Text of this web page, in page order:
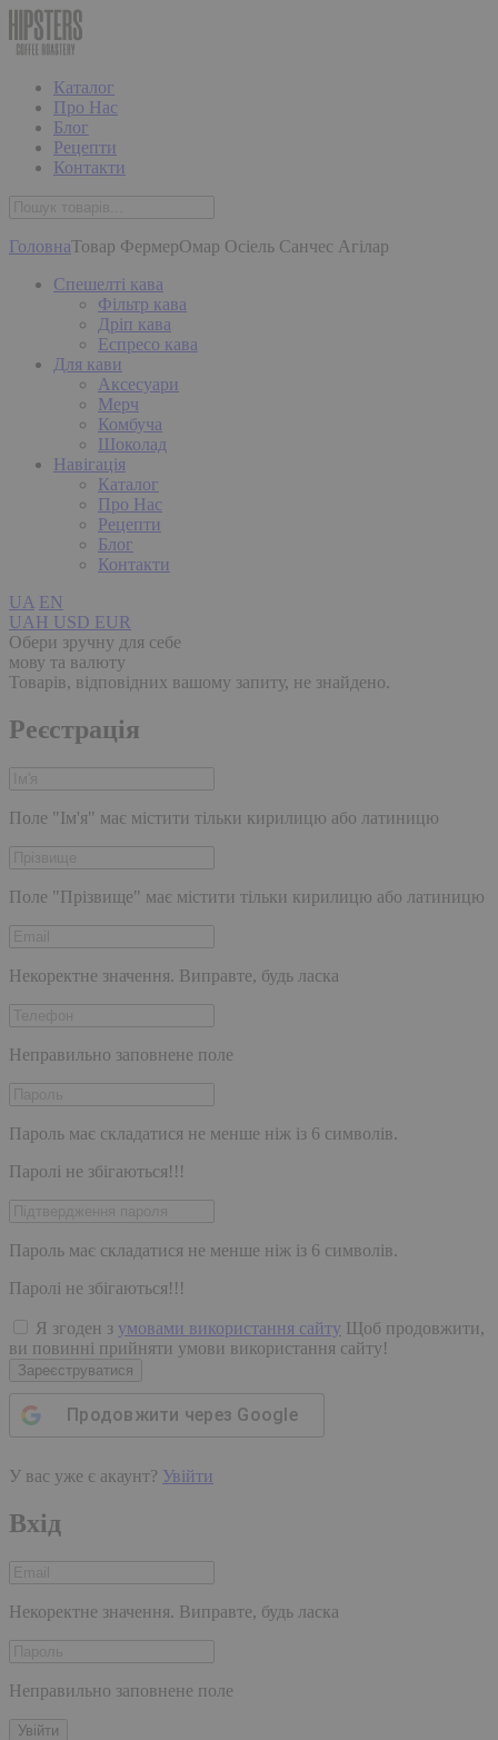
Каталог
Про Нас
Блог
Рецепти
Контакти
ГоловнаТовар ФермерОмар Осіель Санчес Агілар
Спешелті кава
Фільтр кава
Дріп кава
Еспресо кава
Для кави
Аксесуари
Мерч
Комбуча
Шоколад
Навігація
Каталог
Про Нас
Рецепти
Блог
Контакти
UA EN
UAH USD EUR
Обери зручну для себе
мову та валюту
Товарів, відповідних вашому запиту, не знайдено.
Реєстрація
Поле "Ім'я" має містити тільки кирилицю або латиницю
Поле "Прізвище" має містити тільки кирилицю або латиницю
Некоректне значення. Виправте, будь ласка
Неправильно заповнене поле
Пароль має складатися не менше ніж із 6 символів.
Паролі не збігаються!!!
Пароль має складатися не менше ніж із 6 символів.
Паролі не збігаються!!!
Я згоден з умовами використання сайту Щоб продовжити,
ви повинні прийняти умови використання сайту!
Зареєструватися
Продовжити через Google
У вас уже є акаунт? Увійти
Вхід
Некоректне значення. Виправте, будь ласка
Неправильно заповнене поле
Увійти